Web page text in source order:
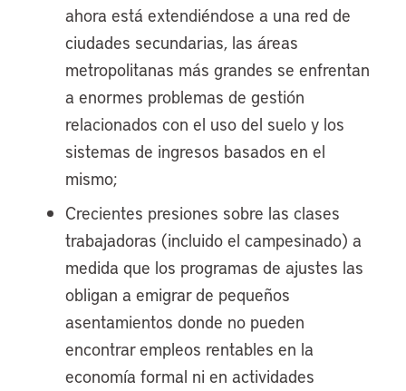
ahora está extendiéndose a una red de
ciudades secundarias, las áreas
metropolitanas más grandes se enfrentan
a enormes problemas de gestión
relacionados con el uso del suelo y los
sistemas de ingresos basados en el
mismo;
Crecientes presiones sobre las clases
trabajadoras (incluido el campesinado) a
medida que los programas de ajustes las
obligan a emigrar de pequeños
asentamientos donde no pueden
encontrar empleos rentables en la
economía formal ni en actividades